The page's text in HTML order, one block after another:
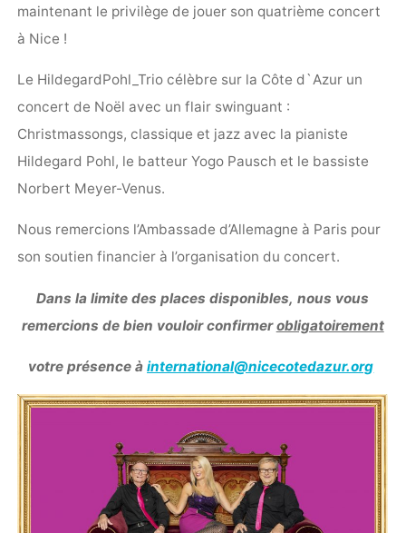
maintenant le privilège de jouer son quatrième concert
à Nice !
Le HildegardPohl_Trio célèbre sur la Côte d`Azur un
concert de Noël avec un flair swinguant :
Christmassongs, classique et jazz avec la pianiste
Hildegard Pohl, le batteur Yogo Pausch et le bassiste
Norbert Meyer-Venus.
Nous remercions l’Ambassade d’Allemagne à Paris pour
son soutien financier à l’organisation du concert.
Dans la limite des places disponibles,nous vous
remercions de bien vouloir confirmerobligatoirement
votre présence àinternational@nicecotedazur.org